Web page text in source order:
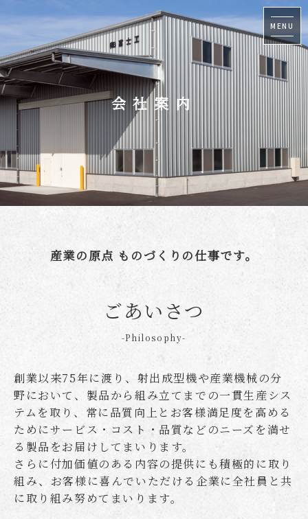
MENU
会社案内
産業の原点 ものづくりの仕事です。
ごあいさつ
-Philosophy-
創業以来75年に渡り、射出成型機や産業機械の分
野において、製品から組み立てまでの一貫生産シス
テムを取り、常に品質向上とお客様満足度を高める
ためにサービス・コスト・品質などのニーズを満せ
る製品をお届けしてまいります。
さらに付加価値のある内容の提供にも積極的に取り
組み、お客様に喜んでいただける企業に全社員と共
に取り組み努めてまいります。